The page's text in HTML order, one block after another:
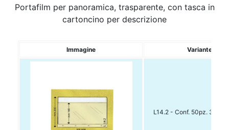
Portafilm per panoramica, trasparente, con tasca in
cartoncino per descrizione
Immagine Variante
L14.2 - Conf. 50pz.